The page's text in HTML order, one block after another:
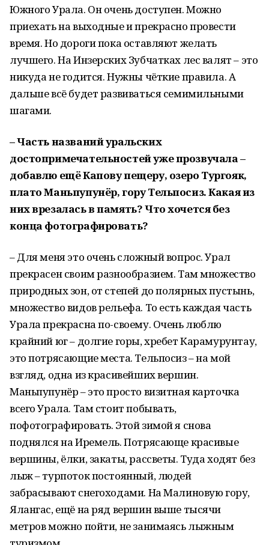
Южного Урала. Он очень доступен. Можно
приехать на выходные и прекрасно провести
время. Но дороги пока оставляют желать
лучшего. На Инзерских Зубчатках лес валят – это
никуда не годится. Нужны чёткие правила. А
дальше всё будет развиваться семимильными
шагами.
– Часть названий уральских
достопримечательностей уже прозвучала –
добавлю ещё Капову пещеру, озеро Тургояк,
плато Маньпупунёр, гору Тельпосиз. Какая из
них врезалась в память? Что хочется без
конца фотографировать?
– Для меня это очень сложный вопрос. Урал
прекрасен своим разнообразием. Там множество
природных зон, от степей до полярных пустынь,
множество видов рельефа. То есть каждая часть
Урала прекрасна по-своему. Очень люблю
крайний юг – долгие горы, хребет Карамурунтау,
это потрясающие места. Тельпосиз – на мой
взгляд, одна из красивейших вершин.
Маньпупунёр – это просто визитная карточка
всего Урала. Там стоит побывать,
пофотографировать. Этой зимой я снова
поднялся на Иремель. Потрясающе красивые
вершины, ёлки, закаты, рассветы. Туда ходят без
лыж – турпоток постоянный, людей
забрасывают снегоходами. На Малиновую гору,
Ялангас, ещё на ряд вершин выше тысячи
метров можно пойти, не занимаясь лыжным